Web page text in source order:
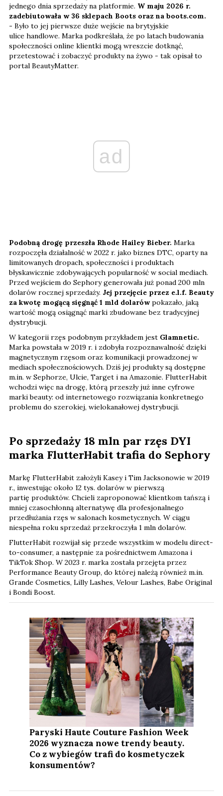
jednego dnia sprzedaży na platformie. W maju 2026 r.
zadebiutowała w 36 sklepach Boots oraz na boots.com.
- Było to jej pierwsze duże wejście na brytyjskie
ulice handlowe. Marka podkreślała, że po latach budowania
społeczności online klientki mogą wreszcie dotknąć,
przetestować i zobaczyć produkty na żywo - tak opisał to
portal BeautyMatter.
ad
Podobną drogę przeszła Rhode Hailey Bieber. Marka
rozpoczęła działalność w 2022 r. jako biznes DTC, oparty na
limitowanych dropach, społeczności i produktach
błyskawicznie zdobywających popularność w social mediach.
Przed wejściem do Sephory generowała już ponad 200 mln
dolarów rocznej sprzedaży. Jej przejęcie przez e.l.f. Beauty
za kwotę mogącą sięgnąć 1 mld dolarówpokazało, jaką
wartość mogą osiągnąć marki zbudowane bez tradycyjnej
dystrybucji.
W kategorii rzęs podobnym przykładem jest Glamnetic.
Marka powstała w 2019 r. i zdobyła rozpoznawalność dzięki
magnetycznym rzęsom oraz komunikacji prowadzonej w
mediach społecznościowych. Dziś jej produkty są dostępne
m.in. w Sephorze, Ulcie, Target i na Amazonie. FlutterHabit
wchodzi więc na drogę, którą przeszły już inne cyfrowe
marki beauty: od internetowego rozwiązania konkretnego
problemu do szerokiej, wielokanałowej dystrybucji.
Po sprzedaży 18 mln par rzęs DYI
marka FlutterHabit trafia do Sephory
Markę FlutterHabit założyli Kasey i Tim Jacksonowie w 2019
r., inwestując około 12 tys. dolarów w pierwszą
partię produktów. Chcieli zaproponować klientkom tańszą i
mniej czasochłonną alternatywę dla profesjonalnego
przedłużania rzęs w salonach kosmetycznych. W ciągu
niespełna roku sprzedaż przekroczyła 1 mln dolarów.
FlutterHabit rozwijał się przede wszystkim w modelu direct-
to-consumer, a następnie za pośrednictwem Amazona i
TikTok Shop. W 2023 r. marka została przejęta przez
Performance Beauty Group, do której należą również m.in.
Grande Cosmetics, Lilly Lashes, Velour Lashes, Babe Original
i Bondi Boost.
Paryski Haute Couture Fashion Week
2026 wyznacza nowe trendy beauty.
Co z wybiegów trafi do kosmetyczek
konsumentów?